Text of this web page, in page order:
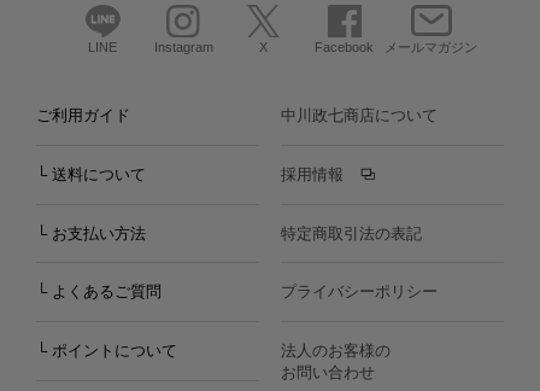
LINE Instagram X Facebook メールマガジン
ご利用ガイド
└ 送料について
└ お支払い方法
└ よくあるご質問
└ ポイントについて
中川政七商店について
採用情報
特定商取引法の表記
プライバシーポリシー
法人のお客様の
お問い合わせ